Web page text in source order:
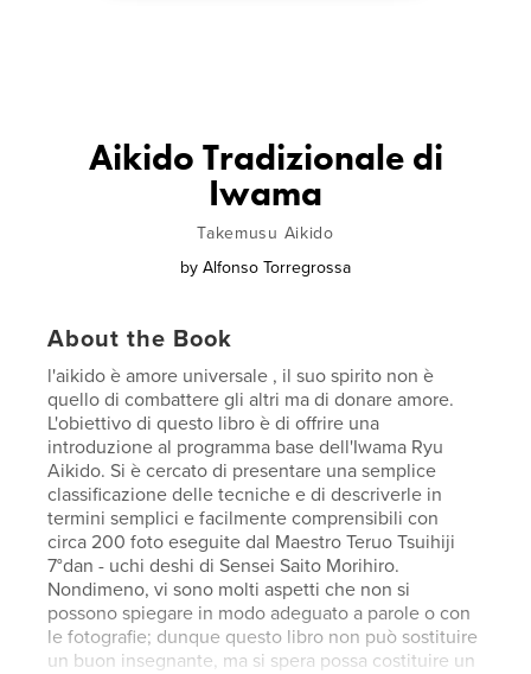
Aikido Tradizionale di
Iwama
Takemusu Aikido
by Alfonso Torregrossa
About the Book
l'aikido è amore universale , il suo spirito non è
quello di combattere gli altri ma di donare amore.
L'obiettivo di questo libro è di offrire una
introduzione al programma base dell'Iwama Ryu
Aikido. Si è cercato di presentare una semplice
classificazione delle tecniche e di descriverle in
termini semplici e facilmente comprensibili con
circa 200 foto eseguite dal Maestro Teruo Tsuihiji
7°dan - uchi deshi di Sensei Saito Morihiro.
Nondimeno, vi sono molti aspetti che non si
possono spiegare in modo adeguato a parole o con
le fotografie; dunque questo libro non può sostituire
un buon insegnante, ma si spera possa costituire un